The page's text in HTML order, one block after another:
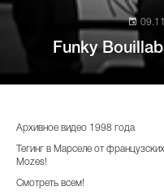
Funky
Архивное видео 1998 года
Тегинг в Марселе от
Mozes!
Смотреть всем!